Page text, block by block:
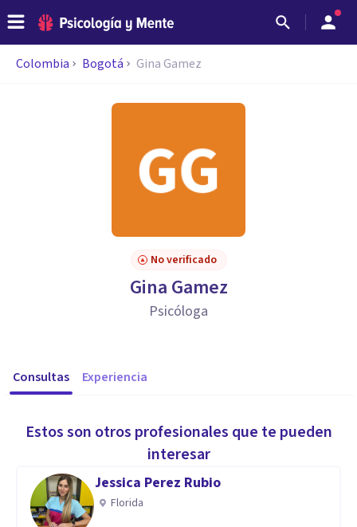
Colombia Bogotá Gina Gamez
No verificado
Gina Gamez
Psicóloga
Consultas Experiencia
Estos son otros profesionales que te pueden
interesar
Jessica Perez Rubio
Florida